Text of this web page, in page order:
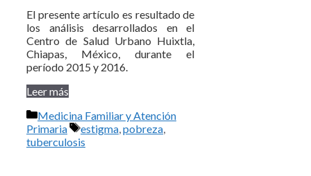
El presente artículo es resultado de
los análisis desarrollados en el
Centro de Salud Urbano Huixtla,
Chiapas, México, durante el
período 2015 y 2016.
Leer más
Categorías
Medicina Familiar y Atención
Primaria
Etiquetas
estigma,pobreza,
tuberculosis